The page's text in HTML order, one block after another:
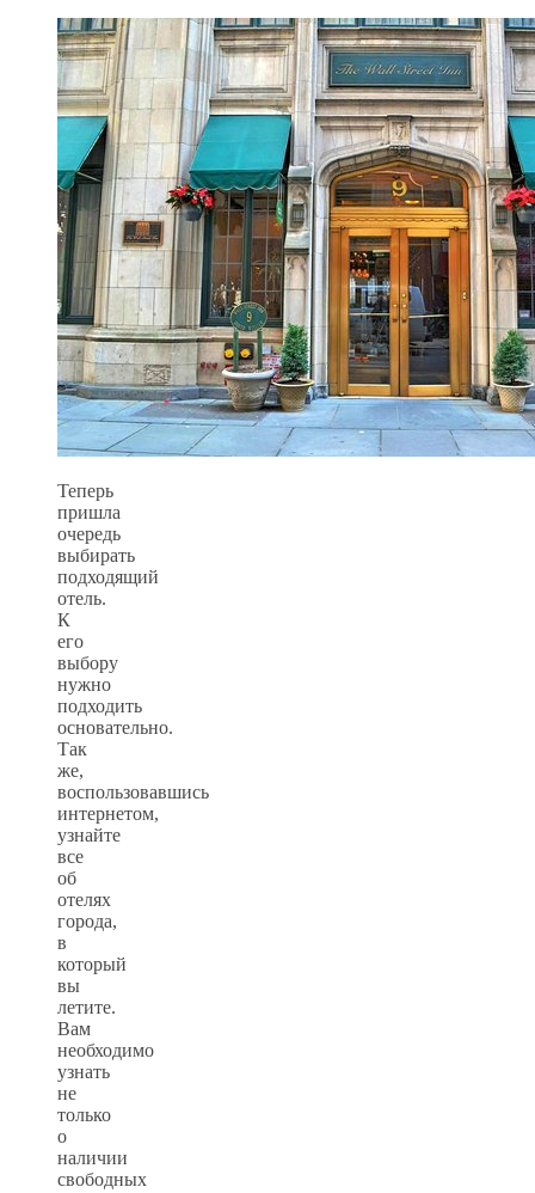
Теперь
пришла
очередь
выбирать
подходящий
отель.
К
его
выбору
нужно
подходить
основательно.
Так
же,
воспользовавшись
интернетом,
узнайте
все
об
отелях
города,
в
который
вы
летите.
Вам
необходимо
узнать
не
только
о
наличии
свободных